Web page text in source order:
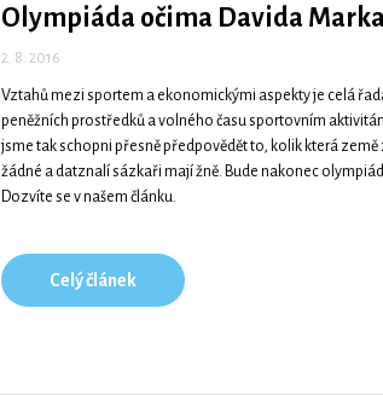
Olympiáda očima Davida
2. 8. 2016
Vztahů mezi sportem a ekonomickými aspekty je celá
peněžních prostředků a volného času sportovním
jsme tak schopni přesně předpovědět to, kolik která
žádné a datznalí sázkaři mají žně. Bude nakonec
Dozvíte se v našem článku.
Celý článek